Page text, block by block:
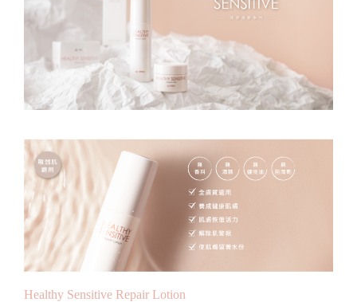
Healthy Sensitive Repair Lotion